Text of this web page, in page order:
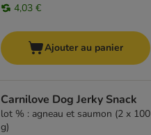
4,03 €
Ajouter au panier
Carnilove Dog Jerky Snack
lot % : agneau et saumon (2 x 100
g)